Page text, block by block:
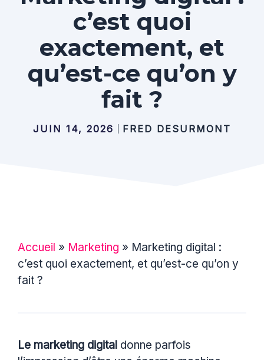
c’est quoi
exactement, et
qu’est-ce qu’on y
fait ?
JUIN 14, 2026 FRED DESURMONT
Accueil » Marketing » Marketing digital :
c’est quoi exactement, et qu’est-ce qu’on y
fait ?
Le marketing digital donne parfois